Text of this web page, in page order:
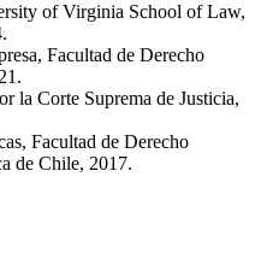
of Virginia School of Law,
Facultad de Derecho
la Corte Suprema de Justicia,
Facultad de Derecho
de Chile, 2017.